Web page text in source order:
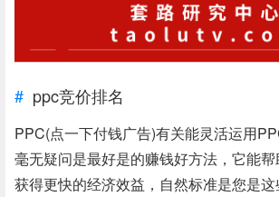
ppc竞价排名
PPC(点一下付钱广告)有关能灵活运用
毫无疑问是最好是的赚钱好方法，它能
获得更快的经济效益，自然标准是您是